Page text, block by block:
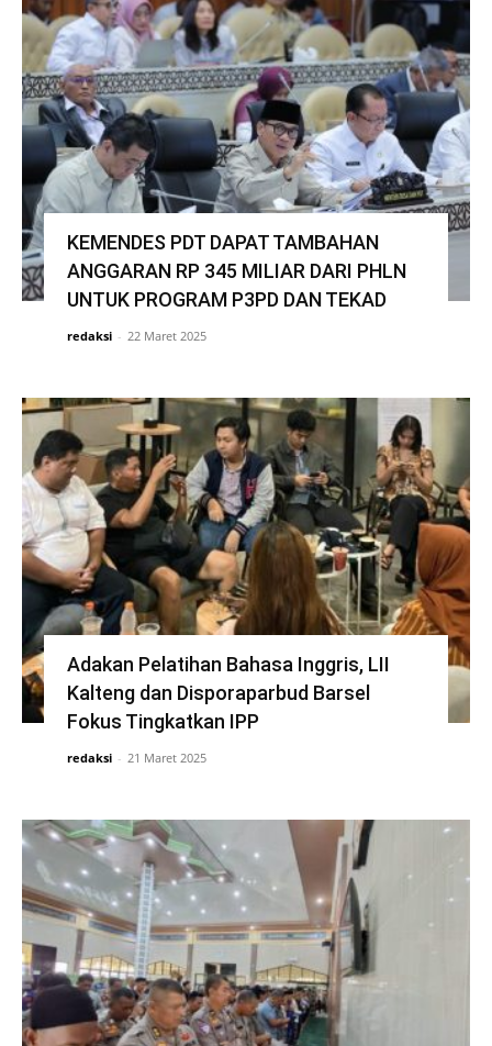
KEMENDES PDT DAPAT TAMBAHAN
ANGGARAN RP 345 MILIAR DARI PHLN
UNTUK PROGRAM P3PD DAN TEKAD
redaksi - 22 Maret 2025
Adakan Pelatihan Bahasa Inggris, LII
Kalteng dan Disporaparbud Barsel
Fokus Tingkatkan IPP
redaksi - 21 Maret 2025